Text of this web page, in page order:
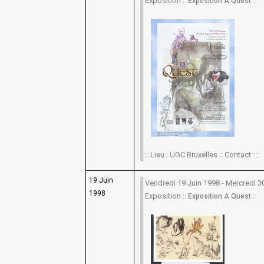
:: Lieu : UGC Bruxelles :: Contact : ::
19 Juin
1998
Vendredi 19 Juin 1998 - Mercredi
Exposition :: Exposition A Quest::